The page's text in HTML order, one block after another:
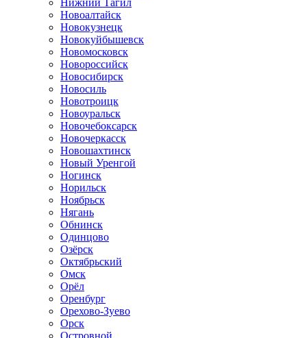
Нижний Тагил
Новоалтайск
Новокузнецк
Новокуйбышевск
Новомосковск
Новороссийск
Новосибирск
Новосиль
Новотроицк
Новоуральск
Новочебоксарск
Новочеркасск
Новошахтинск
Новый Уренгой
Ногинск
Норильск
Ноябрьск
Нягань
Обнинск
Одинцово
Озёрск
Октябрьский
Омск
Орёл
Оренбург
Орехово-Зуево
Орск
Островной